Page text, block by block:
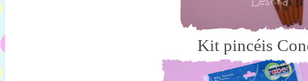
Kit pincéis